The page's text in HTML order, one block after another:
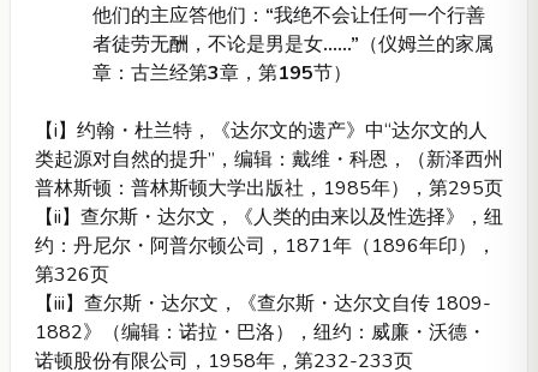
他们的主应答他们： “我绝不会让任何一个行善
者徒劳无酬，不论是男是女……” （仪姆兰的家属
章：古兰经第3章，第195节）
【i】约翰・杜兰特，《达尔文的遗产》中“达尔文的人
类起源对自然的提升”，编辑：戴维・科恩，（新泽西州
普林斯顿：普林斯顿大学出版社，1985年），第295页
【ii】查尔斯・达尔文，《人类的由来以及性选择》，纽
约：丹尼尔・阿普尔顿公司，1871年（1896年印），
第326页
【iii】查尔斯・达尔文，《查尔斯・达尔文自传 1809-
1882》（编辑：诺拉・巴洛），纽约：威廉・沃德・
诺顿股份有限公司，1958年，第232-233页